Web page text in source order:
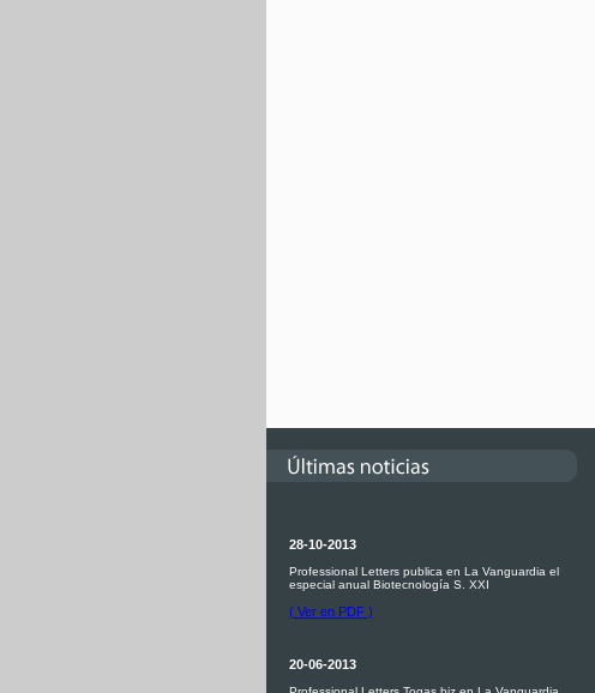
28-10-2013
Professional Letters publica en La Vanguardia el
especial anual Biotecnología S. XXI
( Ver en PDF )
20-06-2013